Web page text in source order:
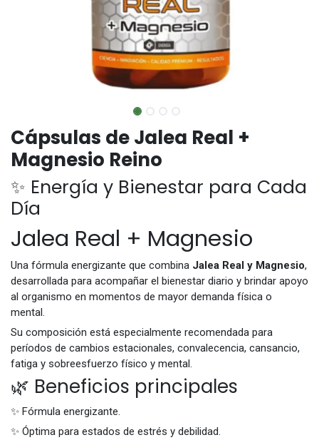
Cápsulas de Jalea Real +
Magnesio Reino
✨ Energía y Bienestar para Cada
Día
Jalea Real + Magnesio
Una fórmula energizante que combina Jalea Real y Magnesio,
desarrollada para acompañar el bienestar diario y brindar apoyo
al organismo en momentos de mayor demanda física o
mental.
Su composición está especialmente recomendada para
períodos de cambios estacionales, convalecencia, cansancio,
fatiga y sobreesfuerzo físico y mental.
🌿 Beneficios principales
✨ Fórmula energizante.
✨ Óptima para estados de estrés y debilidad.